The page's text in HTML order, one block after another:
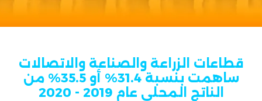
قطاعات الزراعة والصناعة والاتصالات
ساهمت بنسبة 31.4% أو 35.5% من
الناتج المحلي عام 2019 - 2020